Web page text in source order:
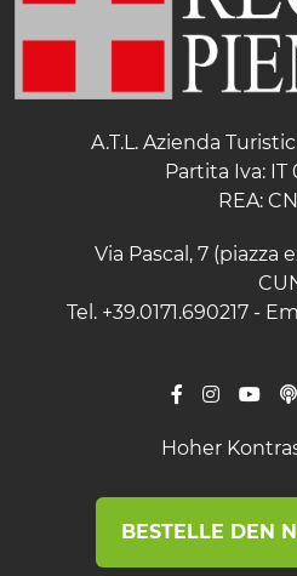
A.T.L. Azienda
Partita Iva:
REA:
Via Pascal, 7 (piazza
Tel. +39.0171.690217 -
Hoher
BESTELLE DEN